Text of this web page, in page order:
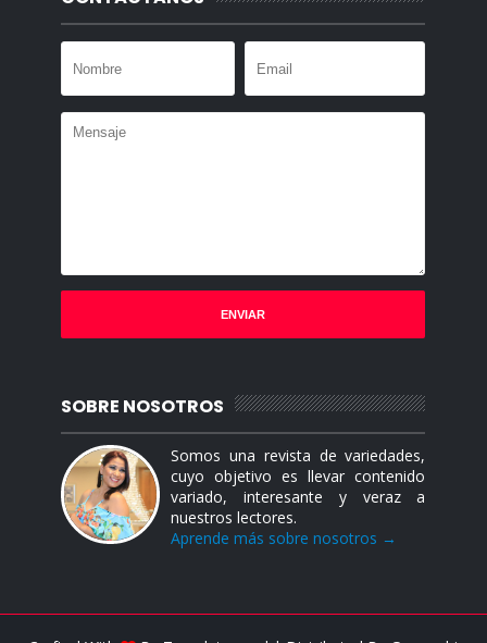
SOBRE NOSOTROS
Somos una revista de variedades,
cuyo objetivo es llevar contenido
variado, interesante y veraz a
nuestros lectores.
Aprende más sobre nosotros →